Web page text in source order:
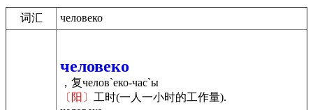
词汇 человеко
человеко
，复челов`еко-час`ы
〔阳〕 工时(一人一小时的工作量).